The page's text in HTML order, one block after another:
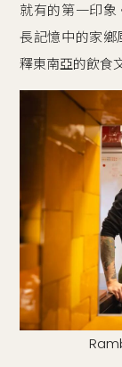
就有的第一印
長記憶中的家鄉
釋東南亞的飲食